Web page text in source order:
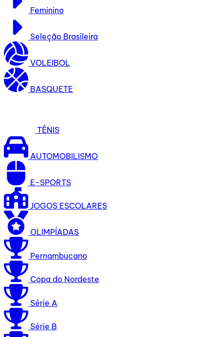
Feminino
Seleção Brasileira
VOLEIBOL
BASQUETE
TÊNIS
AUTOMOBILISMO
E-SPORTS
JOGOS ESCOLARES
OLIMPÍADAS
Pernambucano
Copa do Nordeste
Série A
Série B